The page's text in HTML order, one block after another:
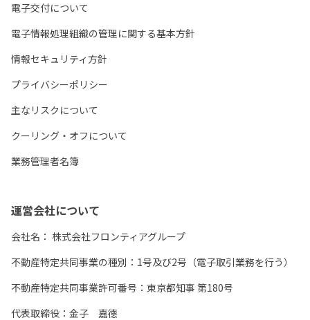
電子交付について
電子情報処理組織の管理に関する基本方針
情報セキュリティ方針
プライバシーポリシー
主なリスクについて
クーリング・オフについて
業務管理者名簿
運営会社について
会社名： 株式会社フロンティアグループ
不動産特定共同事業の種別：1号及び2号（電子取引業務を行う）
不動産特定共同事業許可番号：東京都知事 第180号
代表取締役：金子 嘉德